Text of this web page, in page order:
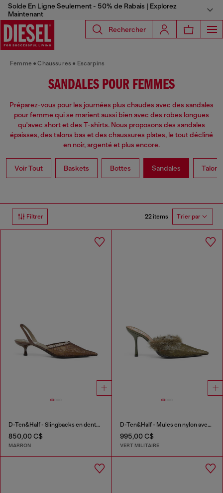
Solde En Ligne Seulement - 50% de Rabais | Explorez
Maintenant
Rechercher
Femme Chaussures Escarpins
SANDALES POUR FEMMES
Préparez-vous pour les journées plus chaudes avec des sandales
pour femme qui se marient aussi bien avec des robes longues
qu'avec short et des T-shirts. Nous proposons des sandales
épaisses, des talons bas et des chaussures plates, le tout décliné
en noir, argenté et plus encore.
Voir Tout Baskets Bottes Sandales Talons
Filtrer 22 items Trier par
D-Ten&Half - Slingbacks en dentelle et cuir
850,00 C$
MARRON
D-Ten&Half - Mules en nylon avec bordure duveteuse
995,00 C$
VERT MILITAIRE